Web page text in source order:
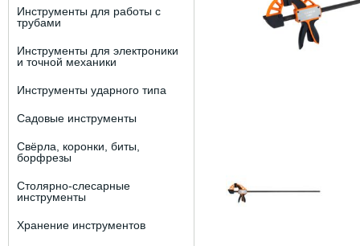
Инструменты для работы с
трубами
Инструменты для электроники
и точной механики
Инструменты ударного типа
Садовые инструменты
Свёрла, коронки, биты,
борфрезы
Столярно-слесарные
инструменты
Хранение инструментов